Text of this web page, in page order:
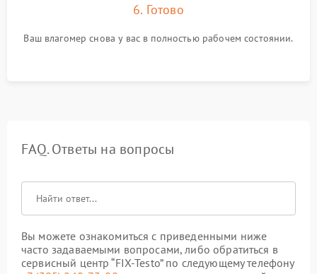
6. Готово
Ваш влагомер снова у вас в полностью рабочем состоянии.
FAQ. Ответы на вопросы
Вы можете ознакомиться с приведенными ниже
часто задаваемыми вопросами, либо обратиться в
сервисный центр “FIX-Testo” по следующему телефону